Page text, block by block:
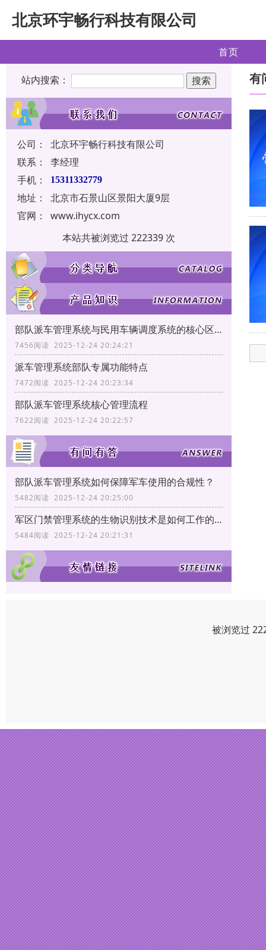
北京环宇畅行科技有限公司
首页
站内搜索：
公司：
北京环宇畅行科技有限公司
联系：
李经理
手机：
15311332779
地址：
北京市石景山区景阳大厦9层
官网：
www.ihycx.com
本站共被浏览过 222339 次
部队派车管理系统与民用车辆调度系统的核心区别
7456阅读 2025-12-24 20:24:21
派车管理系统部队专属功能特点
7472阅读 2025-12-24 20:23:34
部队派车管理系统核心管理流程
7622阅读 2025-12-24 20:22:57
部队派车管理系统如何保障军车使用的合规性？
5482阅读 2025-12-24 20:25:00
军区门禁管理系统的生物识别技术是如何工作的？
5484阅读 2025-12-24 20:21:31
有
被浏览过